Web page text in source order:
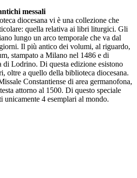
messali
diocesana vi è una collezione che
quella relativa ai libri liturgici. Gli
lungo un arco temporale che va dal
Il più antico dei volumi, al riguardo,
stampato a Milano nel 1486 e di
di Lodrino. Di questa edizione esistono
oltre a quello della biblioteca diocesana.
Constantiense di area germanofona,
attorno al 1500. Di questo speciale
unicamente 4 esemplari al mondo.